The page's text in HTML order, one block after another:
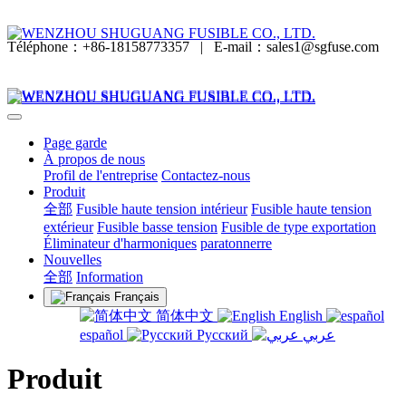
Téléphone：+86-18158773357 | E-mail：sales1@sgfuse.com
Page garde
À propos de nous
Profil de l'entreprise Contactez-nous
Produit
全部 Fusible haute tension intérieur Fusible haute tension
extérieur Fusible basse tension Fusible de type exportation
Éliminateur d'harmoniques paratonnerre
Nouvelles
全部 Information
Français
简体中文
English
español
Русский عربي
Produit